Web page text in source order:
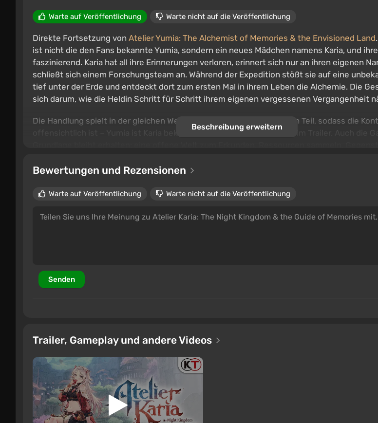
Warte auf Veröffentlichung Warte nicht auf die Veröffentlichung
Direkte Fortsetzung von Atelier Yumia: The Alchemist of Memories & the Envisioned Land
ist nicht die den Fans bekannte Yumia, sondern ein neues Mädchen namens Karia, und
faszinierend. Karia hat all ihre Erinnerungen verloren, erinnert sich nur an ihren eigenen
schließt sich einem Forschungsteam an. Während der Expedition stößt sie auf eine
tief unter der Erde und entdeckt dort zum ersten Mal in ihrem Leben die Alchemie. Die
sich darum, wie die Heldin Schritt für Schritt ihrem eigenen vergessenen Vergangenheit
Die Handlung spielt in der gleichen Welt von Aladiss wie im vorherigen Teil, sodass die
offensichtlich ist – Yumia ist Karia bekannt und erscheint selbst kurz im Trailer. Auch die
Beschreibung erweitern
Bewertungen und Rezensionen
Warte auf Veröffentlichung Warte nicht auf die Veröffentlichung
Senden
Trailer, Gameplay und andere Videos